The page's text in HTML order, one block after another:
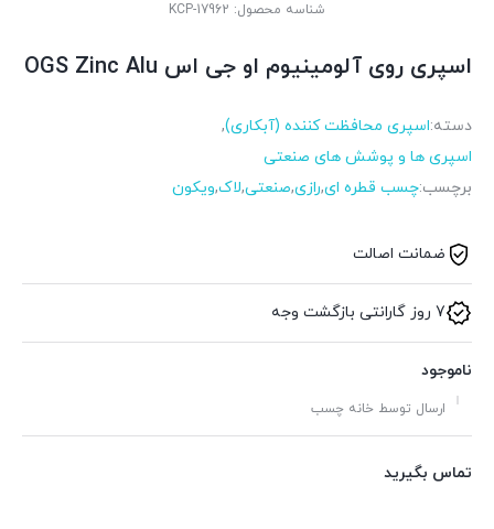
شناسه محصول: KCP-17962
اسپری روی آلومینیوم او جی اس OGS Zinc Alu
دسته:اسپری محافظت کننده (آبکاری),
اسپری ها و پوشش های صنعتی
برچسب:چسب قطره ای,رازی,صنعتی,لاک,ویکون
ضمانت اصالت
7 روز گارانتی بازگشت وجه
ناموجود
ارسال توسط خانه چسب
تماس بگیرید